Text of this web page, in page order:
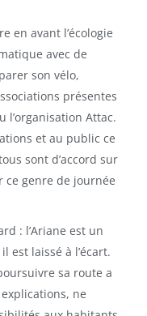
en avant l’écologie
avec de
son vélo,
présentes
l’organisation Attac.
et au public ce
sont d’accord sur
ce genre de journée
: l’Ariane est un
est laissé à l’écart.
sa route a
ne